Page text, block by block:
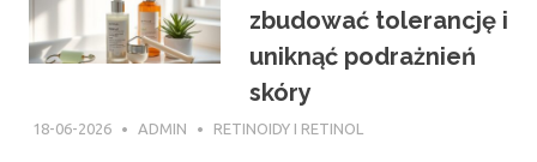
zbudować tolerancję i
uniknąć podrażnień
skóry
18-06-2026 ADMIN RETINOIDY I RETINOL